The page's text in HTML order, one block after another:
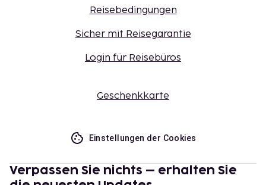
Reisebedingungen
Sicher mit Reisegarantie
Login für Reisebüros
Geschenkkarte
Einstellungen der Cookies
Verpassen Sie nichts – erhalten Sie